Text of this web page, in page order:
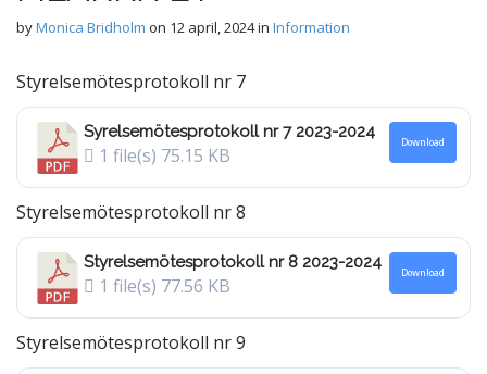
byMonica Bridholm on 12 april, 2024in Information
Styrelsemötesprotokoll nr 7
Syrelsemötesprotokoll nr 7 2023-2024
1 file(s) 75.15 KB
Download
Styrelsemötesprotokoll nr 8
Styrelsemötesprotokoll nr 8 2023-2024
1 file(s) 77.56 KB
Download
Styrelsemötesprotokoll nr 9